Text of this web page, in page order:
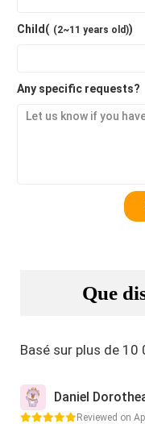
Child( (2~11 years old))
Any specific requests?
Que
Basé sur plus de 10
Daniel
Reviewed on